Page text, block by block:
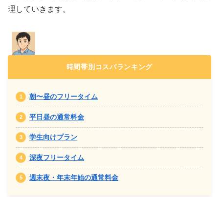
理していきます。
時間帯別コスパランキング
朝〜昼のフリータイム
平日昼の通常料金
学生向けプラン
深夜フリータイム
週末夜・年末年始の通常料金